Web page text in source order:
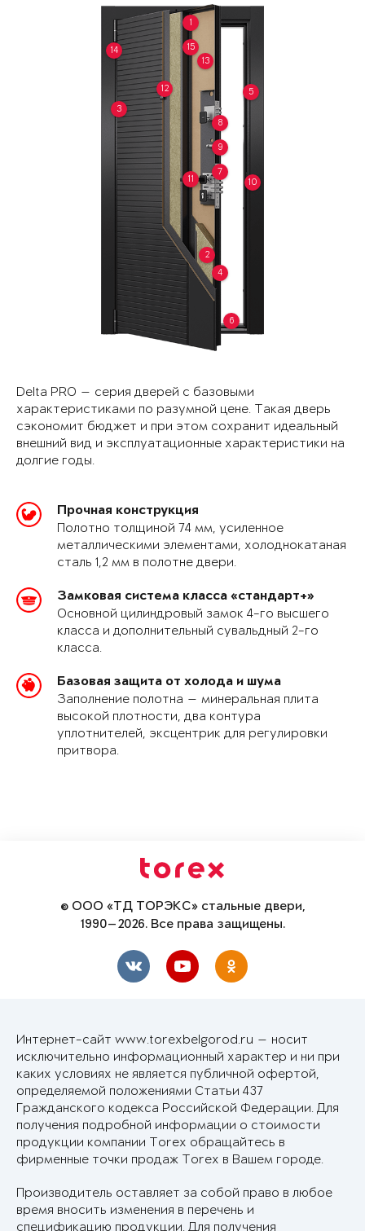
1
2
3
4
5
6
7
8
9
10
11
12
13
14 15
Delta PRO — серия дверей с базовыми
характеристиками по разумной цене. Такая дверь
сэкономит бюджет и при этом сохранит идеальный
внешний вид и эксплуатационные характеристики на
долгие годы.
Прочная конструкция
Полотно толщиной 74 мм, усиленное
металлическими элементами, холоднокатаная
сталь 1,2 мм в полотне двери.
Замковая система класса «стандарт+»
Основной цилиндровый замок 4-го высшего
класса и дополнительный сувальдный 2-го
класса.
Базовая защита от холода и шума
Заполнение полотна — минеральная плита
высокой плотности, два контура
уплотнителей, эксцентрик для регулировки
притвора.
© ООО «ТД ТОРЭКС» стальные двери,
1990—2026. Все права защищены.
Интернет-сайт www.torexbelgorod.ru — носит
исключительно информационный характер и ни при
каких условиях не является публичной офертой,
определяемой положениями Статьи 437
Гражданского кодекса Российской Федерации. Для
получения подробной информации о стоимости
продукции компании Torex обращайтесь в
фирменные точки продаж Torex в Вашем городе.
Производитель оставляет за собой право в любое
время вносить изменения в перечень и
спецификацию продукции. Для получения